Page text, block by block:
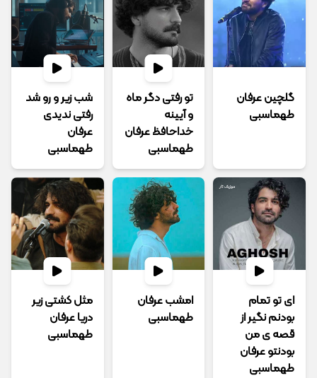
گلچین عرفان
طهماسبی
تو رفتی دگر ماه
و آیینه
خداحافظ عرفان
طهماسبی
شب زیر و رو شد
رفتی ندیدی
عرفان
طهماسبی
ای تو تمام
بودنم نگیر از
قصه ی من
بودنتو عرفان
طهماسبی
امشب عرفان
طهماسبی
مثل کشتی زیر
دریا عرفان
طهماسبی